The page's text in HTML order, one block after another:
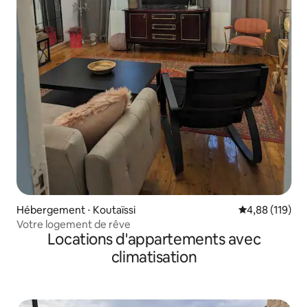
Hébergement ⋅ Koutaïssi Évaluation
4,88 (119)
Votre logement de rêve
Locations d'appartements avec
climatisation